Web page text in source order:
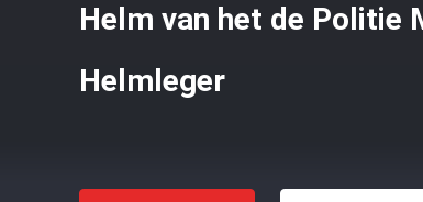
Helm van het de Politie
Helmleger